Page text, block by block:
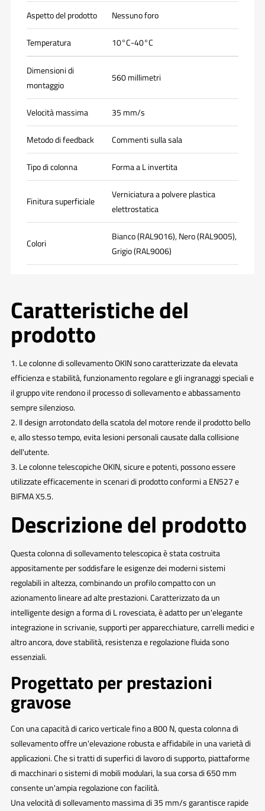
Aspetto del prodotto Nessuno foro
Temperatura 10°C-40°C
Dimensioni di
montaggio
560 millimetri
Velocità massima 35 mm/s
Metodo di feedback Commenti sulla sala
Tipo di colonna Forma a L invertita
Finitura superficiale
Verniciatura a polvere plastica
elettrostatica
Colori
Bianco (RAL9016), Nero (RAL9005),
Grigio (RAL9006)
Caratteristiche del
prodotto
1. Le colonne di sollevamento OKIN sono caratterizzate da elevata
efficienza e stabilità, funzionamento regolare e gli ingranaggi speciali e
il gruppo vite rendono il processo di sollevamento e abbassamento
sempre silenzioso.
2. Il design arrotondato della scatola del motore rende il prodotto bello
e, allo stesso tempo, evita lesioni personali causate dalla collisione
dell'utente.
3. Le colonne telescopiche OKIN, sicure e potenti, possono essere
utilizzate efficacemente in scenari di prodotto conformi a EN527 e
BIFMA X5.5.
Descrizione del prodotto
Questa colonna di sollevamento telescopica è stata costruita
appositamente per soddisfare le esigenze dei moderni sistemi
regolabili in altezza, combinando un profilo compatto con un
azionamento lineare ad alte prestazioni. Caratterizzato da un
intelligente design a forma di L rovesciata, è adatto per un'elegante
integrazione in scrivanie, supporti per apparecchiature, carrelli medici e
altro ancora, dove stabilità, resistenza e regolazione fluida sono
essenziali.
Progettato per prestazioni
gravose
Con una capacità di carico verticale fino a 800 N, questa colonna di
sollevamento offre un'elevazione robusta e affidabile in una varietà di
applicazioni. Che si tratti di superfici di lavoro di supporto, piattaforme
di macchinari o sistemi di mobili modulari, la sua corsa di 650 mm
consente un'ampia regolazione con facilità.
Una velocità di sollevamento massima di 35 mm/s garantisce rapide